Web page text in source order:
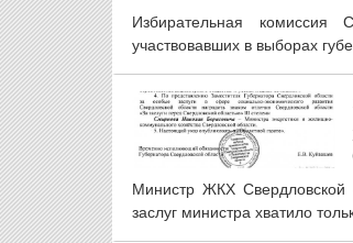
Избирательная комиссия
участвовавших в выборах
Министр ЖКХ Свердловской
заслуг министра хватило